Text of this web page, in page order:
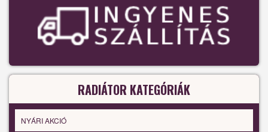
RADIÁTOR KATEGÓRIÁK
NYÁRI AKCIÓ